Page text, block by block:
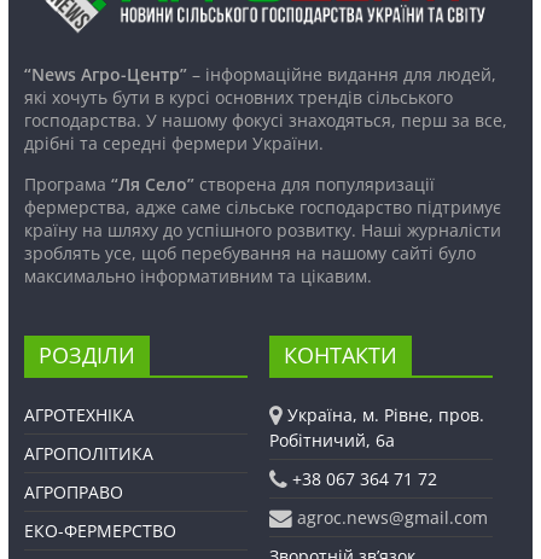
“News Агро-Центр”– інформаційне видання для людей,
які хочуть бути в курсі основних трендів сільського
господарства. У нашому фокусі знаходяться, перш за все,
дрібні та середні фермери України.
Програма “Ля Село”створена для популяризації
фермерства, адже саме сільське господарство підтримує
країну на шляху до успішного розвитку. Наші журналісти
зроблять усе, щоб перебування на нашому сайті було
максимально інформативним та цікавим.
РОЗДІЛИ
АГРОТЕХНІКА
АГРОПОЛІТИКА
АГРОПРАВО
ЕКО-ФЕРМЕРСТВО
КОНТАКТИ
Україна, м. Рівне, пров.
Робітничий, 6а
+38 067 364 71 72
agroc.news@gmail.com